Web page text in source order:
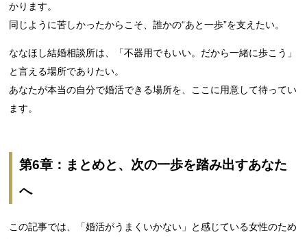
かります。
同じように苦しかったからこそ、誰かの“あと一歩”を支えたい。
ななほし結婚相談所は、「不器用でもいい。だから一緒に歩こう」
と言える場所でありたい。
あなたが本当の自分で婚活できる場所を、ここに用意して待ってい
ます。
第6章：まとめと、次の一歩を踏み出すあなた
へ
この記事では、「婚活がうまくいかない」と感じている女性のため